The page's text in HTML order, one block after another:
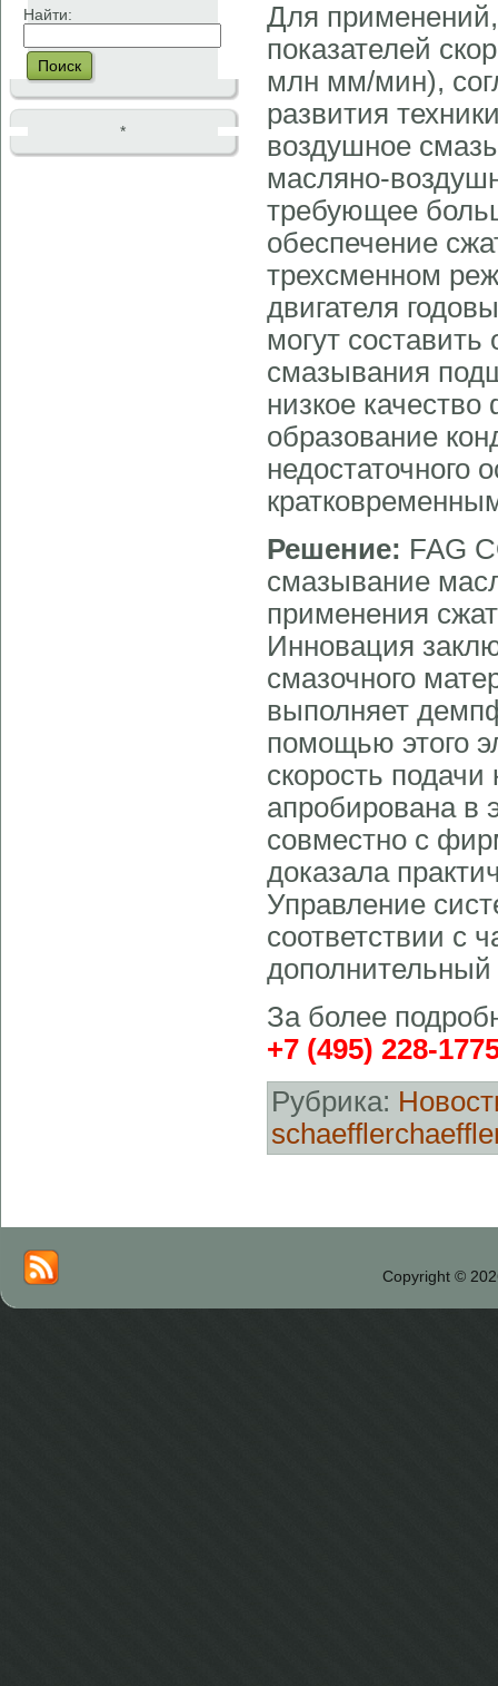
Найти:
Поиск
*
Для
показателей
млн мм/мин),
развития
воздушное
масляно-
требующее
обеспечение
трехсменном
двигателя
могут составить
смазывания
низкое
образование
недостаточного
Решение: FAG
смазывание
применения
Инновация
смазочного
выполняет
помощью этого
скорость
апробирована в
совместно с
доказала
Управление
соответствии с
За более
+7 (495) 228-
Рубрика:
Copyright ©